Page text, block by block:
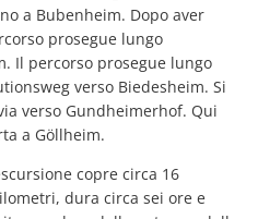
a Bubenheim. Dopo aver
prosegue lungo
Il percorso prosegue lungo
verso Biedesheim. Si
verso Gundheimerhof. Qui
a Göllheim.
copre circa 16
dura circa sei ore e